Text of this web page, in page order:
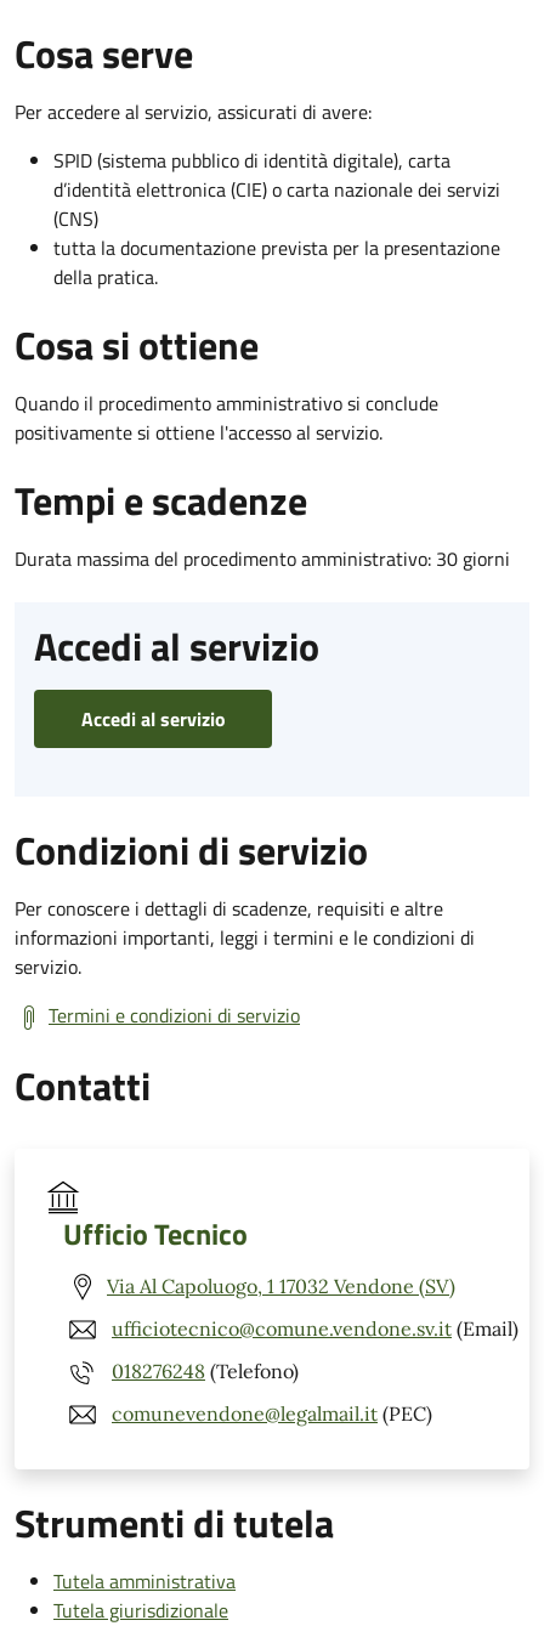
Cosa serve
Per accedere al servizio, assicurati di avere:
SPID (sistema pubblico di identità digitale), carta
d’identità elettronica (CIE) o carta nazionale dei servizi
(CNS)
tutta la documentazione prevista per la presentazione
della pratica.
Cosa si ottiene
Quando il procedimento amministrativo si conclude
positivamente si ottiene l'accesso al servizio.
Tempi e scadenze
Durata massima del procedimento amministrativo: 30 giorni
Accedi al servizio
Accedi al servizio
Condizioni di servizio
Per conoscere i dettagli di scadenze, requisiti e altre
informazioni importanti, leggi i termini e le condizioni di
servizio.
Termini e condizioni di servizio
Contatti
Ufficio Tecnico
Via Al Capoluogo, 1 17032 Vendone (SV)
ufficiotecnico@comune.vendone.sv.it (Email)
018276248 (Telefono)
comunevendone@legalmail.it (PEC)
Strumenti di tutela
Tutela amministrativa
Tutela giurisdizionale